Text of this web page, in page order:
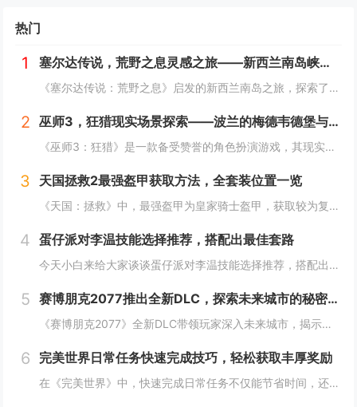
热门
1 塞尔达传说，荒野之息灵感之旅——新西兰南岛峡湾探秘与荒野生存体验
《塞尔达传说：荒野之息》启发的新西兰南岛之旅，探索了其壮丽的自然风光与荒野生存体验。在峡湾国家公园，你将亲历游戏般的奇妙景色，从镜面般的湖泊、雄伟的山脉到神秘的森林，每一处都仿佛是游戏中的场景再现。你可以参与野外生存活动，学习采集、搭建庇护...
2 巫师3，狂猎现实场景探索——波兰的梅德韦德堡与温特堡城堡的奇幻之旅
《巫师3：狂猎》是一款备受赞誉的角色扮演游戏，其现实中的灵感来源之一是波兰的梅德韦德堡和温特堡城堡。这两处地点以其独特的中世纪建筑风格和壮丽的自然风光，为游戏营造了奇幻而真实的背景。梅德韦德堡位于波兰南部，拥有悠久的历史和神秘氛围；而温特堡...
3 天国拯救2最强盔甲获取方法，全套装位置一览
《天国：拯救》中，最强盔甲为皇家骑士盔甲，获取较为复杂。首先需完成“皇家侍卫”任务线，帮助亨利成为国王的私人护卫。之后，在王宫内找到盔甲的具体位置，通常藏于密室或特定房间。完成相关任务后，玩家可获得这套顶级装备，大幅提升防御力和战斗能力。游...
4 蛋仔派对李温技能选择推荐，搭配出最佳套路
今天小白来给大家谈谈蛋仔派对李温技能选择推荐，搭配出最佳套路，以及蛋仔派对攻略对应的知识点，希望对大家有所帮助，不要忘了收藏本站呢今天给各位分享蛋仔派对李温技能选择推荐，搭配出最佳套路的知识，其中也会对蛋仔派对攻略进行解释，如果能碰巧解决你...
5 赛博朋克2077推出全新DLC，探索未来城市的秘密和新任务
《赛博朋克2077》全新DLC带领玩家深入未来城市，揭示隐藏的秘密并开启一系列新任务。在这一扩展内容中，玩家将有机会探索更多未知区域，体验丰富多彩的剧情，与全新角色互动，进一步丰富游戏世界的沉浸感与可玩性。今天小白来给大家谈谈《赛博朋克20...
6 完美世界日常任务快速完成技巧，轻松获取丰厚奖励
在《完美世界》中，快速完成日常任务不仅能节省时间，还能确保玩家获得丰厚的奖励。合理规划任务路线，优先选择高经验值和金币奖励的任务。利用双倍经验时间进行任务，可以事半功倍。组队完成任务效率更高，特别是对于需要击败强大敌人的任务。不要忘记使用游...